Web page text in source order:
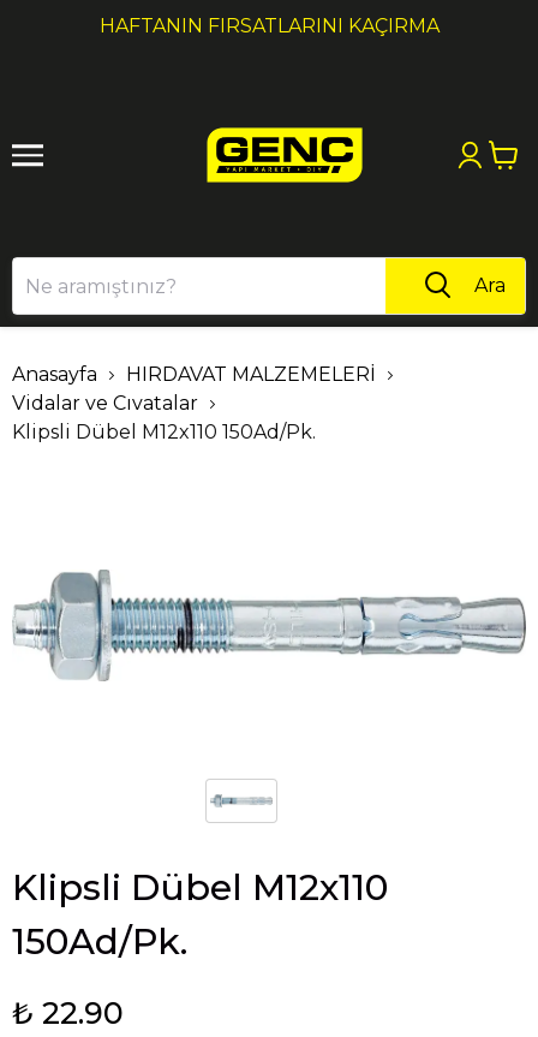
HAFTANIN FIRSATLARINI KAÇIRMA
1 2
Ara
Anasayfa
HIRDAVAT MALZEMELERİ
Vidalar ve Cıvatalar
Klipsli Dübel M12x110 150Ad/Pk.
Klipsli Dübel M12x110
150Ad/Pk.
₺ 22.90